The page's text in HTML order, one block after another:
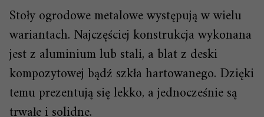
Stoły ogrodowe metalowe występują w wielu
wariantach. Najczęściej konstrukcja wykonana
jest z aluminium lub stali, a blat z deski
kompozytowej bądź szkła hartowanego. Dzięki
temu prezentują się lekko, a jednocześnie są